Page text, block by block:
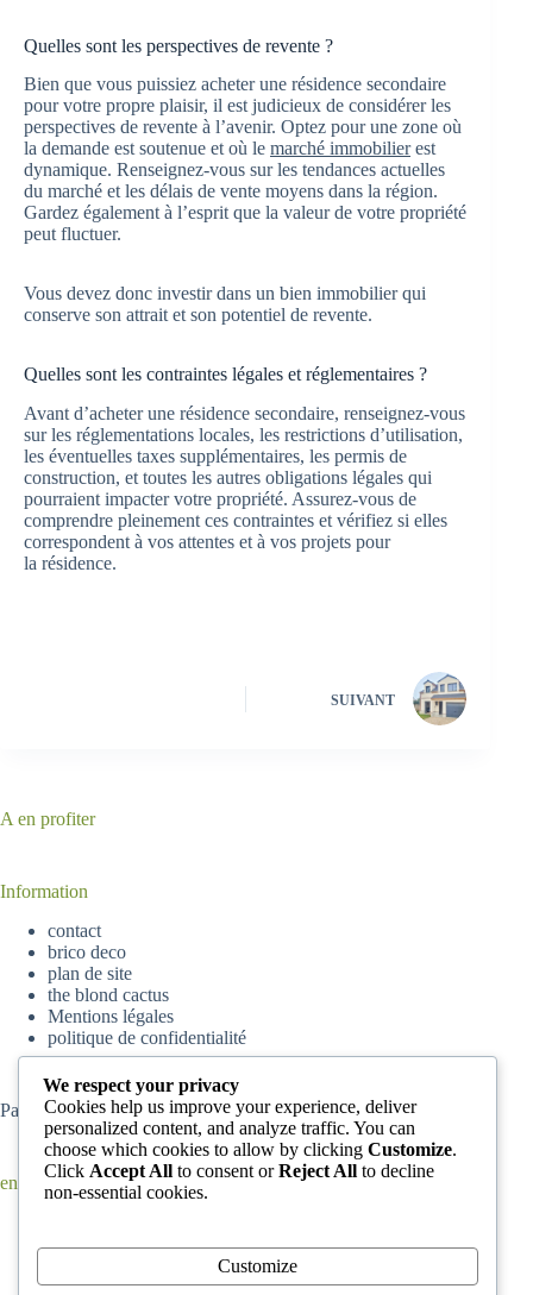
Quelles sont les perspectives de revente ?
Bien que vous puissiez acheter une résidence secondaire
pour votre propre plaisir, il est judicieux de considérer les
perspectives de revente à l’avenir. Optez pour une zone où
la demande est soutenue et où le marché immobilierest
dynamique. Renseignez-vous sur les tendances actuelles
du marché et les délais de vente moyens dans la région.
Gardez également à l’esprit que la valeur de votre propriété
peut fluctuer.
Vous devez donc investir dans un bien immobilier qui
conserve son attrait et son potentiel de revente.
Quelles sont les contraintes légales et réglementaires ?
Avant d’acheter une résidence secondaire, renseignez-vous
sur les réglementations locales, les restrictions d’utilisation,
les éventuelles taxes supplémentaires, les permis de
construction, et toutes les autres obligations légales qui
pourraient impacter votre propriété. Assurez-vous de
comprendre pleinement ces contraintes et vérifiez si elles
correspondent à vos attentes et à vos projets pour
la résidence.
SUIVANT
A en profiter
Information
contact
brico deco
plan de site
the blond cactus
Mentions légales
politique de confidentialité
Partenaireparisskyscrapers
en ce moment
tapis ?
Comment Accrocher son Horloge Murale : conseils pour
positionner une horloge murale
We respect your privacy
Cookies help us improve your experience, deliver
personalized content, and analyze traffic. You can
choose which cookies to allow by clicking Customize.
Click Accept All to consent orReject All to decline
non-essential cookies.
Customize